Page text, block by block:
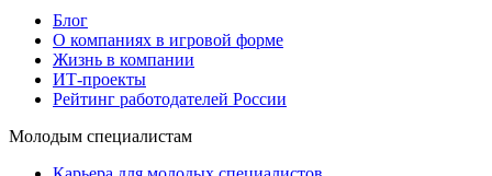
Блог
О компаниях в игровой форме
Жизнь в компании
ИТ-проекты
Рейтинг работодателей России
Молодым специалистам